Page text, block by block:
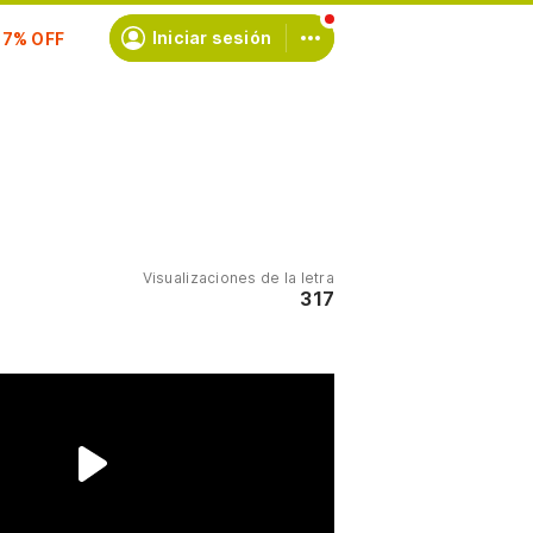
Iniciar sesión
Visualizaciones de la letra
317